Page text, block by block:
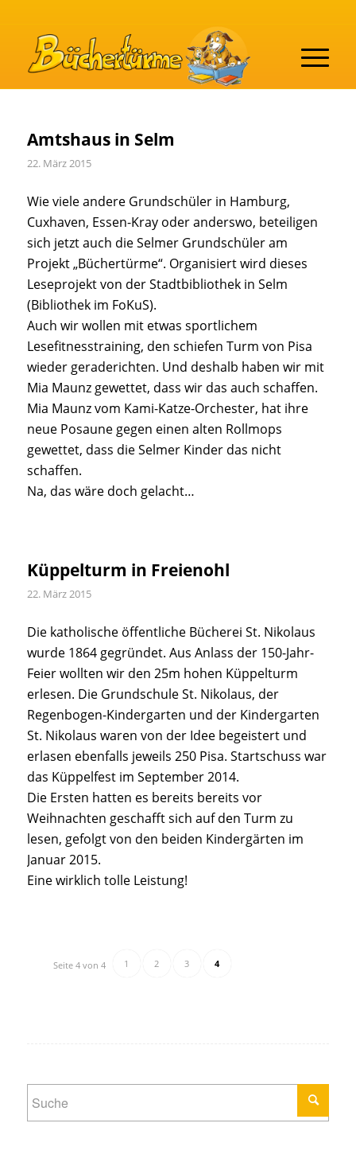
Amtshaus in Selm
22. März 2015
Wie viele andere Grundschüler in Hamburg,
Cuxhaven, Essen-Kray oder anderswo, beteiligen
sich jetzt auch die Selmer Grundschüler am
Projekt „Büchertürme“. Organisiert wird dieses
Leseprojekt von der Stadtbibliothek in Selm
(Bibliothek im FoKuS).
Auch wir wollen mit etwas sportlichem
Lesefitnesstraining, den schiefen Turm von Pisa
wieder geraderichten. Und deshalb haben wir mit
Mia Maunz gewettet, dass wir das auch schaffen.
Mia Maunz vom Kami-Katze-Orchester, hat ihre
neue Posaune gegen einen alten Rollmops
gewettet, dass die Selmer Kinder das nicht
schaffen.
Na, das wäre doch gelacht…
Küppelturm in Freienohl
22. März 2015
Die katholische öffentliche Bücherei St. Nikolaus
wurde 1864 gegründet. Aus Anlass der 150-Jahr-
Feier wollten wir den 25m hohen Küppelturm
erlesen. Die Grundschule St. Nikolaus, der
Regenbogen-Kindergarten und der Kindergarten
St. Nikolaus waren von der Idee begeistert und
erlasen ebenfalls jeweils 250 Pisa. Startschuss war
das Küppelfest im September 2014.
Die Ersten hatten es bereits bereits vor
Weihnachten geschafft sich auf den Turm zu
lesen, gefolgt von den beiden Kindergärten im
Januar 2015.
Eine wirklich tolle Leistung!
Seite 4 von 4 1 2 3 4